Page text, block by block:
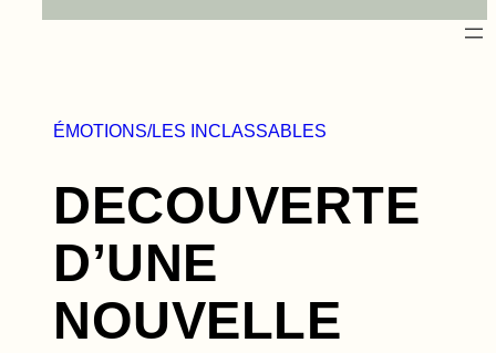
ÉMOTIONS/LES INCLASSABLES
DECOUVERTE
D’UNE
NOUVELLE